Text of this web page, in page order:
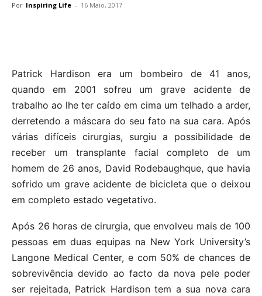
Por Inspiring Life - 16 Maio, 2017
Patrick Hardison era um bombeiro de 41 anos,
quando em 2001 sofreu um grave acidente de
trabalho ao lhe ter caído em cima um telhado a arder,
derretendo a máscara do seu fato na sua cara. Após
várias difíceis cirurgias, surgiu a possibilidade de
receber um transplante facial completo de um
homem de 26 anos, David Rodebaughque, que havia
sofrido um grave acidente de bicicleta que o deixou
em completo estado vegetativo.
Após 26 horas de cirurgia, que envolveu mais de 100
pessoas em duas equipas na New York University’s
Langone Medical Center, e com 50% de chances de
sobrevivência devido ao facto da nova pele poder
ser rejeitada, Patrick Hardison tem a sua nova cara